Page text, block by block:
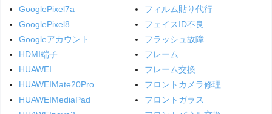
GooglePixel7a
GooglePixel8
Googleアカウント
HDMI端子
HUAWEI
HUAWEIMate20Pro
HUAWEIMediaPad
フィルム貼り代行
フェイスID不良
フラッシュ故障
フレーム
フレーム交換
フロントカメラ修理
フロントガラス